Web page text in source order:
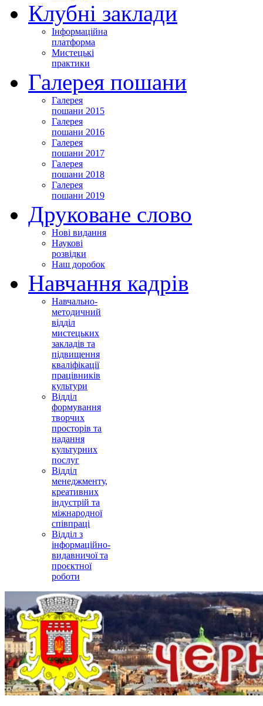
Клубні заклади
Інформаційна
платформа
Мистецькі
практики
Галерея пошани
Галерея
пошани 2015
Галерея
пошани 2016
Галерея
пошани 2017
Галерея
пошани 2018
Галерея
пошани 2019
Друковане слово
Нові видання
Наукові
розвідки
Наш доробок
Навчання кадрів
Навчально-
методичний
відділ
мистецьких
закладів та
підвищення
кваліфікації
працівників
культури
Відділ
формування
творчих
просторів та
надання
культурних
послуг
Відділ
менеджменту,
креативних
індустрій та
міжнародної
співпраці
Відділ з
інформаційно-
видавничої та
проєктної
роботи